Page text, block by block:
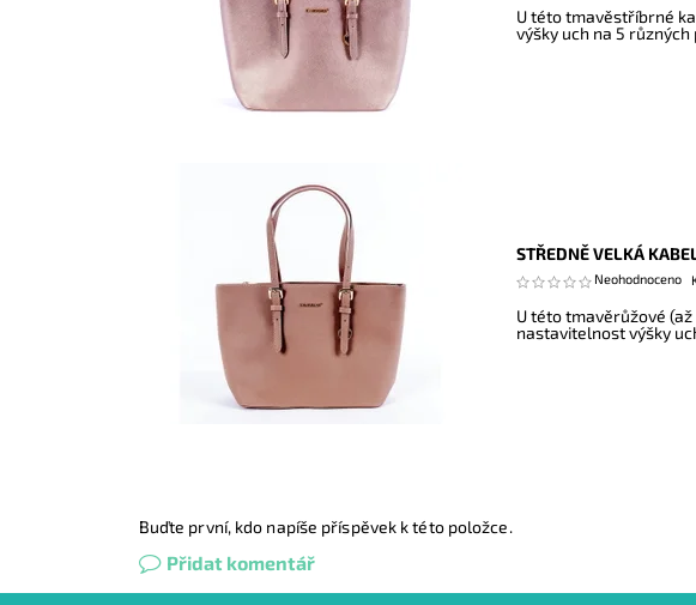
U této tmavěstříbrné
výšky uch na 5
STŘEDNĚ VELKÁ
Neohodnoceno
U této tmavěrůžové
nastavitelnost výšky
Buďte první, kdo napíše příspěvek k této položce.
Přidat komentář